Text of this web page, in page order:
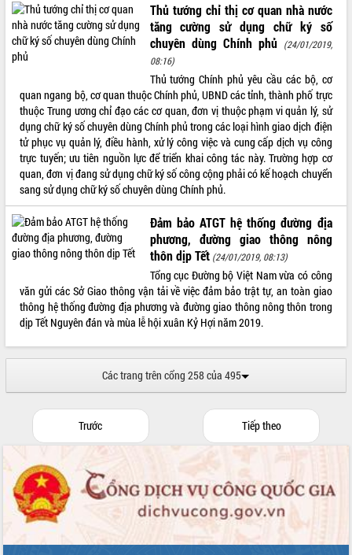
Thủ tướng chỉ thị cơ quan nhà nước
tăng cường sử dụng chữ ký số
chuyên dùng Chính phủ (24/01/2019,
08:16)
Thủ tướng Chính phủ yêu cầu các bộ, cơ
quan ngang bộ, cơ quan thuộc Chính phủ, UBND các tỉnh, thành phố trực
thuộc Trung ương chỉ đạo các cơ quan, đơn vị thuộc phạm vi quản lý, sử
dụng chữ ký số chuyên dùng Chính phủ trong các loại hình giao dịch điện
tử phục vụ quản lý, điều hành, xử lý công việc và cung cấp dịch vụ công
trực tuyến; ưu tiên nguồn lực để triển khai công tác này. Trường hợp cơ
quan, đơn vị đang sử dụng chữ ký số công cộng phải có kế hoạch chuyển
sang sử dụng chữ ký số chuyên dùng Chính phủ.
Đảm bảo ATGT hệ thống đường địa
phương, đường giao thông nông
thôn dịp Tết (24/01/2019, 08:13)
Tổng cục Đường bộ Việt Nam vừa có công
văn gửi các Sở Giao thông vận tải về việc đảm bảo trật tự, an toàn giao
thông hệ thống đường địa phương và đường giao thông nông thôn trong
dịp Tết Nguyên đán và mùa lễ hội xuân Kỷ Hợi năm 2019.
Các trang trên cổng 258 của 495
Trước Tiếp theo